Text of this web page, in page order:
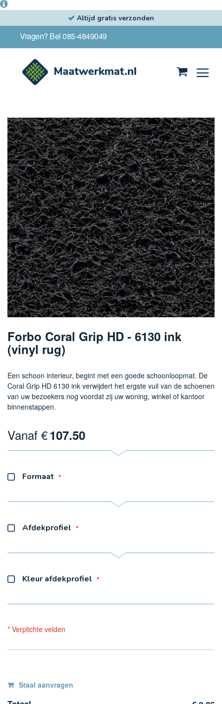
Altijd gratis verzonden
Vragen? Bel 085-4849049
Ga
naar
het
einde
van
de
afbeeldingen-
gallerij
naar
het
begin
de
afbeeldingen-
gallerij
Forbo Coral Grip HD - 6130 ink
(vinyl rug)
Een schoon interieur, begint met een goede schoonloopmat. De
Coral Grip HD 6130 ink verwijdert het ergste vuil van de schoenen
van uw bezoekers nog voordat zij uw woning, winkel of kantoor
binnenstappen.
Vanaf €107.50
Formaat
Afdekprofiel
Kleur afdekprofiel
* Verplichte velden
Staal aanvragen
Op